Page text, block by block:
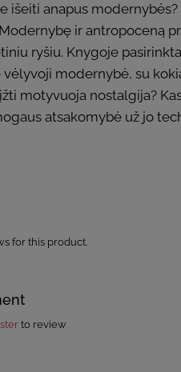
išeiti anapus
ir antropoceną
ryšiu. Knygoje
modernybė, su
motyvuoja nostalgija?
atsakomybė už jo
for this product.
to review